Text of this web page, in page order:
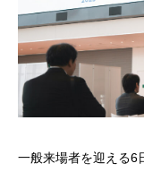
一般来場者を迎える6